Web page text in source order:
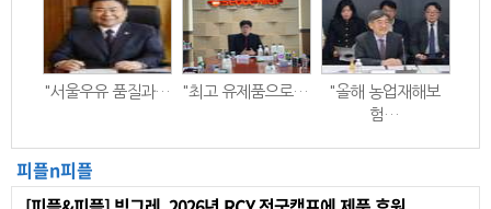
"서울우유 품질과… "최고 유제품으로…
"올해 농업재해보
험…
피플n피플